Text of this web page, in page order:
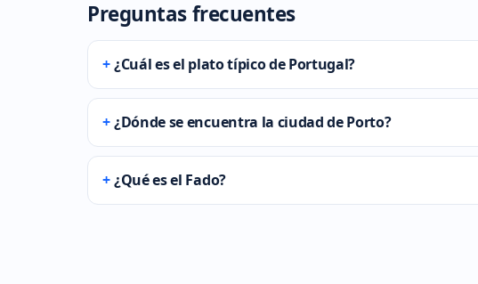
Preguntas frecuentes
¿Cuál es el plato típico de Portugal?
¿Dónde se encuentra la ciudad de Porto?
¿Qué es el Fado?